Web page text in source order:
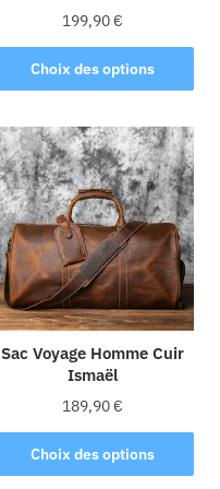
199,90€
Choix des options
Ce
produit
plusieurs
variations.
Les
options
peuvent
être
choisies
sur
la
page
du
produit
Sac Voyage Homme Cuir
Ismaël
189,90€
Choix des options
Ce
produit